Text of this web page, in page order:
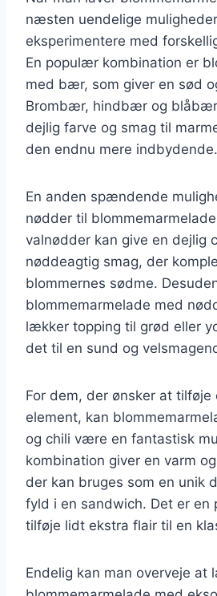
næsten uendelige
eksperimentere med
En populær kombination er
med bær, som giver en sød
Brombær, hindbær og
dejlig farve og smag til
den endnu mere indbydende.
En anden spændende
nødder til
valnødder kan give en dejlig
nøddeagtig smag, der
blommernes sødme.
blommemarmelade med
lækker topping til grød eller
det til en sund og
For dem, der ønsker at tilføje
element, kan
og chili være en fantastisk
kombination giver en varm
der kan bruges som en unik
fyld i en sandwich. Det er en
tilføje lidt ekstra flair til en
Endelig kan man overveje at